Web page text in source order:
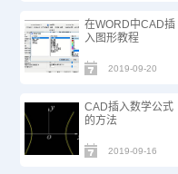
在WORD中CAD插
入图形教程
2019-09-20
CAD插入数学公式
的方法
2019-09-16